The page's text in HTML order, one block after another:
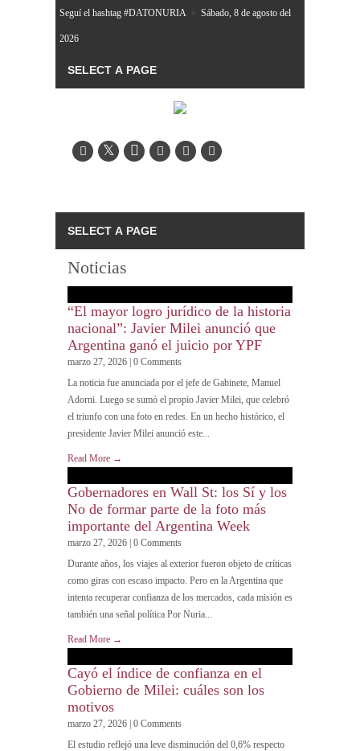
Seguí el hashtag #DATONURIA » Sábado, 8 de agosto del
2026
Noticias
“El mayor logro jurídico de la historia
nacional”: Javier Milei anunció que
Argentina ganó el juicio por YPF
marzo 27, 2026 | 0 Comments
La noticia fue anunciada por el jefe de Gabinete, Manuel
Adorni. Luego se sumó el propio Javier Milei, que celebró
el triunfo con una foto en redes. En un hecho histórico, el
presidente Javier Milei anunció este...
Read More →
Gobernadores en Wall St: los Sí y los
No de formar parte de la foto más
importante del Argentina Week
marzo 27, 2026 | 0 Comments
Durante años, los viajes al exterior fueron objeto de críticas
como giras con escaso impacto. Pero en la Argentina que
intenta recuperar confianza de los mercados, cada misión es
también una señal política Por Nuria...
Read More →
Cayó el índice de confianza en el
Gobierno de Milei: cuáles son los
motivos
marzo 27, 2026 | 0 Comments
El estudio reflejó una leve disminución del 0,6% respecto